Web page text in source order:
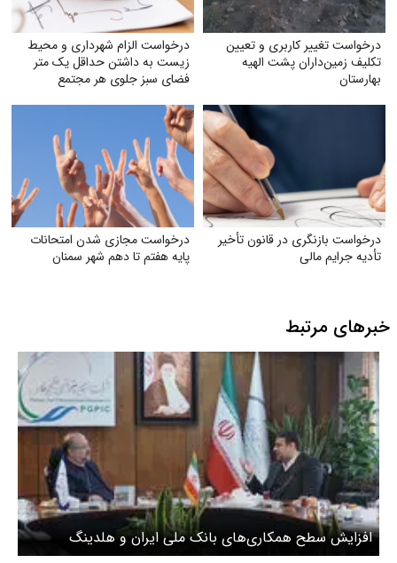
درخواست تغییر کاربری و تعیین‌
تکلیف زمین‌داران پشت الهیه
بهارستان
درخواست الزام شهرداری و محیط
زیست به داشتن حداقل یک متر
فضای سبز جلوی هر مجتمع
درخواست بازنگری در قانون تأخیر
تأدیه جرایم مالی
درخواست مجازی شدن امتحانات
پایه هفتم تا دهم شهر سمنان
خبرهای مرتبط
افزایش سطح همکاری‌های بانک ملی ایران و هلدینگ